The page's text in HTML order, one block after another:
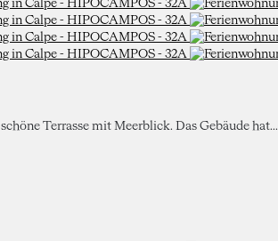
Terrasse mit Meerblick. Das Gebäude hat...